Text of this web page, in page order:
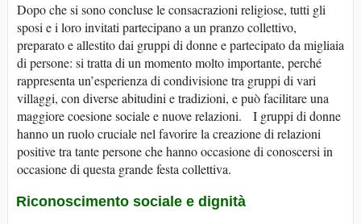
Dopo che si sono concluse le consacrazioni religiose, tutti gli
sposi e i loro invitati partecipano a un pranzo collettivo,
preparato e allestito dai gruppi di donne e partecipato da migliaia
di persone: si tratta di un momento molto importante, perché
rappresenta un’esperienza di condivisione tra gruppi di vari
villaggi, con diverse abitudini e tradizioni, e può facilitare una
maggiore coesione sociale e nuove relazioni. I gruppi di donne
hanno un ruolo cruciale nel favorire la creazione di relazioni
positive tra tante persone che hanno occasione di conoscersi in
occasione di questa grande festa collettiva.
Riconoscimento sociale e dignità